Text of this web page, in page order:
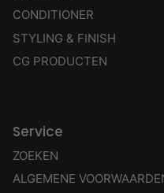
CONDITIONER
STYLING & FINISH
CG PRODUCTEN
Service
ZOEKEN
ALGEMENE